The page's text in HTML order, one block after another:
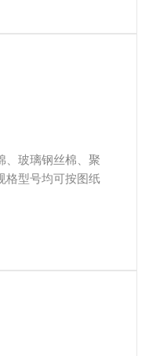
、玻璃钢丝棉、聚
格型号均可按图纸